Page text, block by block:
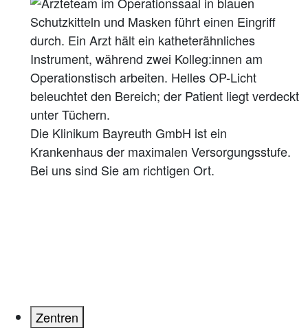
Die Klinikum Bayreuth GmbH ist ein
Krankenhaus der maximalen Versorgungsstufe.
Bei uns sind Sie am richtigen Ort.
Zentren